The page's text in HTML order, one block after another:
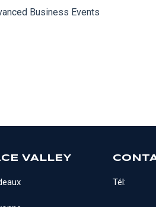
Business Events
VALLEY
Tél: